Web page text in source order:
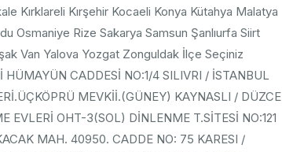
Kırklareli Kırşehir Kocaeli Konya Kütahya Malatya
Osmaniye Rize Sakarya Samsun Şanlıurfa Siirt
Van Yalova Yozgat Zonguldak İlçe Seçiniz
CADDESİ NO:1/4 SILIVRI / İSTANBUL
MEVKİİ.(GÜNEY) KAYNASLI / DÜZCE
EVLERİ OHT-3(SOL) DİNLENME T.SİTESİ NO:121
MAH. 40950. CADDE NO: 75 KARESI /